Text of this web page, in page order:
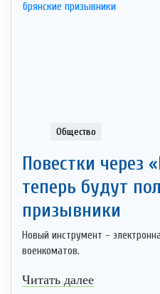
Общество
Повестки через
теперь будут
призывники
Новый инструмент -
военкоматов.
Читать далее